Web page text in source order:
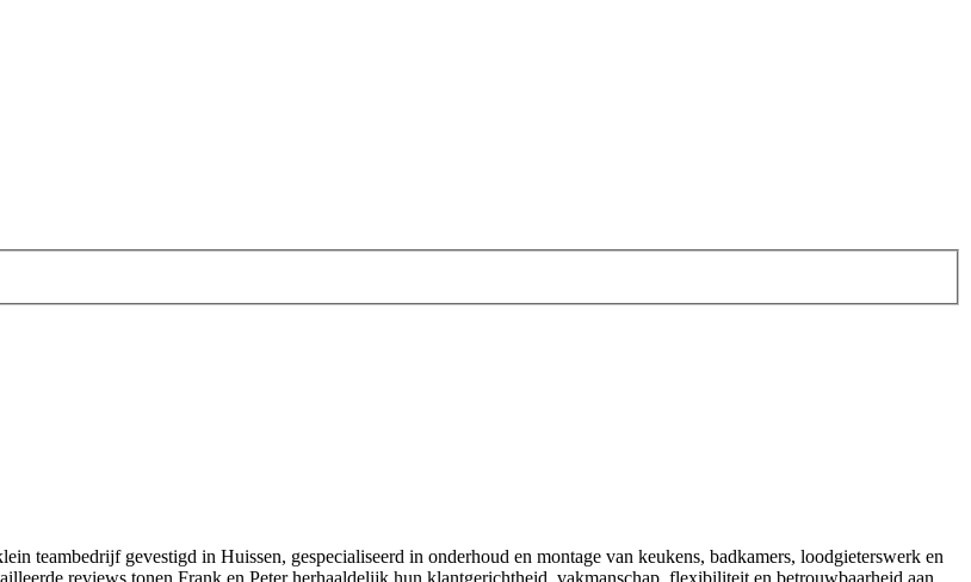
teambedrijf gevestigd in Huissen, gespecialiseerd in onderhoud en montage van keukens, badkamers, loodgieterswerk en
reviews tonen Frank en Peter herhaaldelijk hun klantgerichtheid, vakmanschap, flexibiliteit en betrouwbaarheid aan.